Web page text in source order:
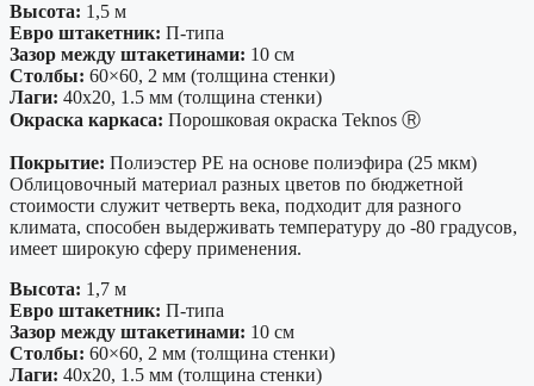
Высота: 1,5 м
Евро штакетник: П-типа
Зазор между штакетинами: 10 см
Столбы: 60×60, 2 мм (толщина стенки)
Лаги: 40х20, 1.5 мм (толщина стенки)
Окраска каркаса: Порошковая окраска Teknos Ⓡ
Покрытие: Полиэстер PE на основе полиэфира (25 мкм)
Облицовочный материал разных цветов по бюджетной
стоимости служит четверть века, подходит для разного
климата, способен выдерживать температуру до -80 градусов,
имеет широкую сферу применения.
Высота: 1,7 м
Евро штакетник: П-типа
Зазор между штакетинами: 10 см
Столбы: 60×60, 2 мм (толщина стенки)
Лаги: 40х20, 1.5 мм (толщина стенки)